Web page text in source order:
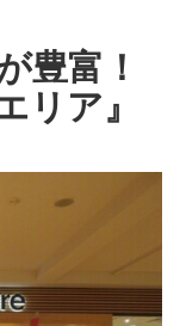
豊富！
リア』